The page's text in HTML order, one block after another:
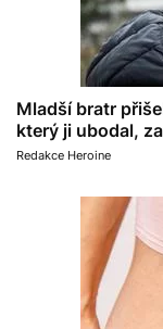
Mladší bratr
který ji ubodal,
Redakce Heroine